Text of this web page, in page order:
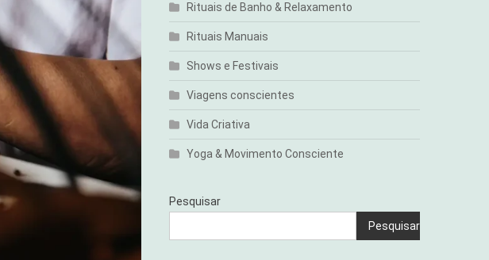
Rituais de Banho & Relaxamento
Rituais Manuais
Shows e Festivais
Viagens conscientes
Vida Criativa
Yoga & Movimento Consciente
Pesquisar
Pesquisar